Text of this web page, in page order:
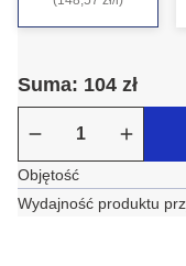
Suma: 104 zł
Objętość
Wydajność produktu